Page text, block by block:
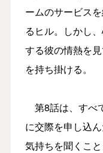
ームのサービス
るヒル。しかし
する彼の情熱を
を持ち掛ける。
第8話は、すべ
に交際を申し込
気持ちを聞くこ